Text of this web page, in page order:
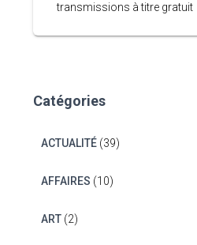
transmissions à titre gratuit
Catégories
ACTUALITÉ(39)
AFFAIRES (10)
ART(2)